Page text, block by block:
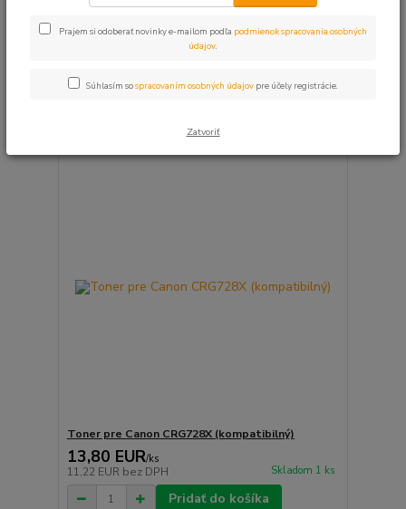
Najdrahšie
Zobrazujem 1-2 z 2
Toner pre Canon CRG728X (kompatibilný)
13,80 EUR/ks
11,22 EUR bez DPH Skladom 1 ks
Pridať do košíka
Prajem si odoberať novinky e-mailom podľa podmienok spracovania osobných
údajov.
Súhlasím sospracovaním osobných údajov pre účely registrácie.
Zatvoriť